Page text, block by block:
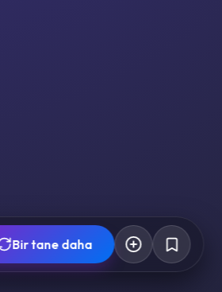
Bir tane daha